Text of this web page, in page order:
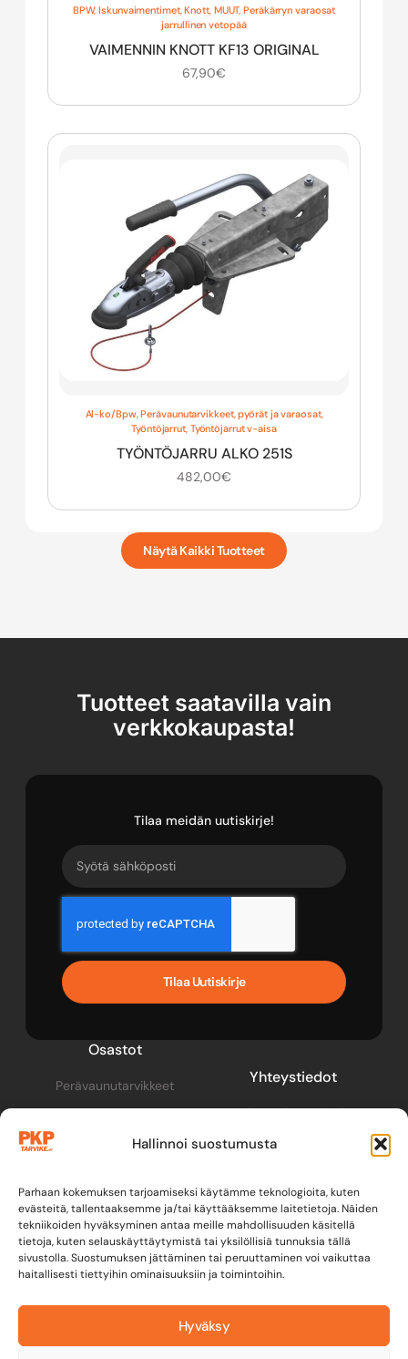
Hallinnoi suostumusta
Parhaan kokemuksen tarjoamiseksi käytämme teknologioita, kuten
evästeitä, tallentaaksemme ja/tai käyttääksemme laitetietoja. Näiden
tekniikoiden hyväksyminen antaa meille mahdollisuuden käsitellä
tietoja, kuten selauskäyttäytymistä tai yksilöllisiä tunnuksia tällä
sivustolla. Suostumuksen jättäminen tai peruuttaminen voi vaikuttaa
haitallisesti tiettyihin ominaisuuksiin ja toimintoihin.
Hyväksy
Näytä Kaikki Tuotteet
BPW,Iskunvaimentimet,Knott, MUUT,Peräkärryn varaosat
jarrullinen vetopää
VAIMENNIN KNOTT KF13 ORIGINAL
67,90€
Al-ko/Bpw,Perävaunutarvikkeet, pyörät ja varaosat,
Työntöjarrut, Työntöjarrut v-aisa
TYÖNTÖJARRU ALKO 251S
482,00€
Tuotteet saatavilla vain
verkkokaupasta!
Tilaa meidän uutiskirje!
Tilaa Uutiskirje
Osastot
Perävaunutarvikkeet
Pesuaineet
Yhteystiedot
pkp@pkptarvike.fi
040 093 2400